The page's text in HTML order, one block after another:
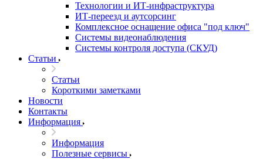
Технологии и ИТ-инфраструктура
ИТ-переезд и аутсорсинг
Комплексное оснащение офиса "под ключ"
Системы видеонаблюдения
Системы контроля доступа (СКУД)
Статьи
Статьи
Короткими заметками
Новости
Контакты
Информация
Информация
Полезные сервисы